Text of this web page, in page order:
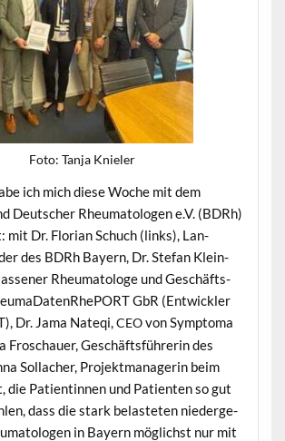
Foto: Tan­ja Knieler
ich mich diese Woche mit dem
Deutsch­er Rheuma­tolo­gen e.V. (BDRh)
mit Dr. Flo­ri­an Schuch (links), Lan­
des BDRh Bay­ern, Dr. Ste­fan Klein­
Rheuma­tologe und Geschäfts­
GbR (Entwick­ler
Dr. Jama Nate­qi,CEOvon Symp­toma
Froschauer, Geschäfts­führerin des
Sol­lach­er, Pro­jek­t­man­agerin beim
die Pati­entin­nen und Patien­ten so gut
dass die stark belasteten niederge­
in Bay­ern möglichst nur mit